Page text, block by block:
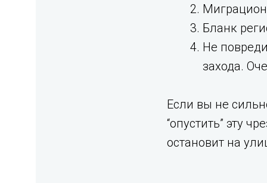
Бланк
Не
захода.
Если вы не
“опустить” эту
остановит на